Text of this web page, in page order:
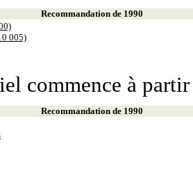
Recommandation de 1990
005)
commence à
Recommandation de 1990